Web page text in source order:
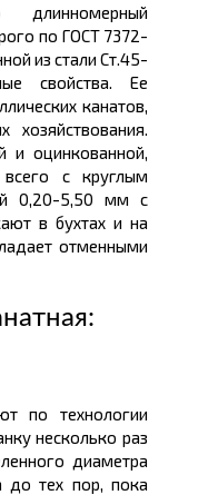
по ГОСТ 7372-
из стали Ст.45-
свойства. Ее
канатов,
хозяйствования.
и оцинкованной,
с круглым
0,20-5,50 мм с
в бухтах и на
отменными
по технологии
несколько раз
диаметра
до тех пор, пока